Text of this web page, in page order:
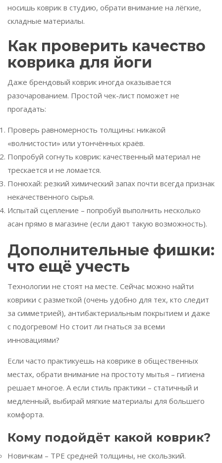
носишь коврик в студию, обрати внимание на лёгкие,
складные материалы.
Как проверить качество
коврика для йоги
Даже брендовый коврик иногда оказывается
разочарованием. Простой чек-лист поможет не
прогадать:
Проверь равномерность толщины: никакой
«волнистости» или утончённых краёв.
Попробуй согнуть коврик: качественный материал не
трескается и не ломается.
Понюхай: резкий химический запах почти всегда признак
некачественного сырья.
Испытай сцепление – попробуй выполнить несколько
асан прямо в магазине (если дают такую возможность).
Дополнительные фишки:
что ещё учесть
Технологии не стоят на месте. Сейчас можно найти
коврики с разметкой (очень удобно для тех, кто следит
за симметрией), антибактериальным покрытием и даже
с подогревом! Но стоит ли гнаться за всеми
инновациями?
Если часто практикуешь на коврике в общественных
местах, обрати внимание на простоту мытья – гигиена
решает многое. А если стиль практики – статичный и
медленный, выбирай мягкие материалы для большего
комфорта.
Кому подойдёт какой коврик?
Новичкам – TPE средней толщины, не скользкий.